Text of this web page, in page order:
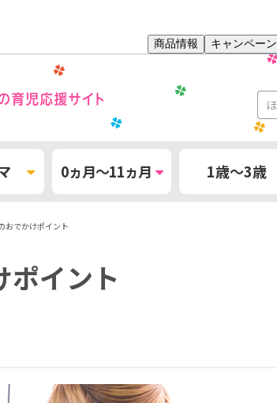
商品情報 キャンペーン
0ヵ月～11ヵ月 1歳～3歳
おでかけポイント
ポイント